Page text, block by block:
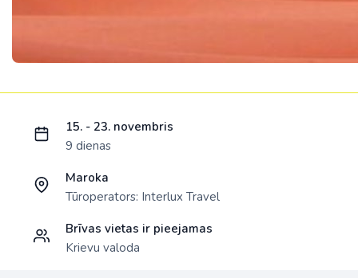
15. - 23. novembris
9 dienas
Maroka
Tūroperators: Interlux Travel
Brīvas vietas ir pieejamas
Krievu valoda